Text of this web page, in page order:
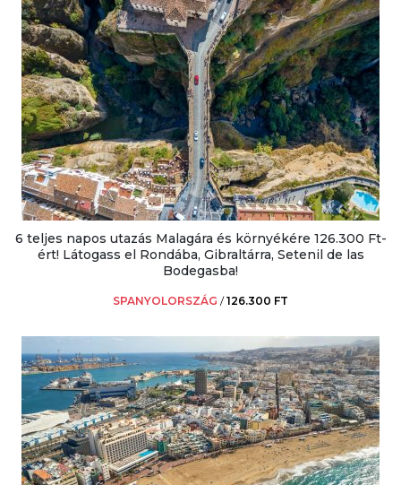
6 teljes napos utazás Malagára és környékére 126.300 Ft-
ért! Látogass el Rondába, Gibraltárra, Setenil de las
Bodegasba!
SPANYOLORSZÁG /126.300 FT